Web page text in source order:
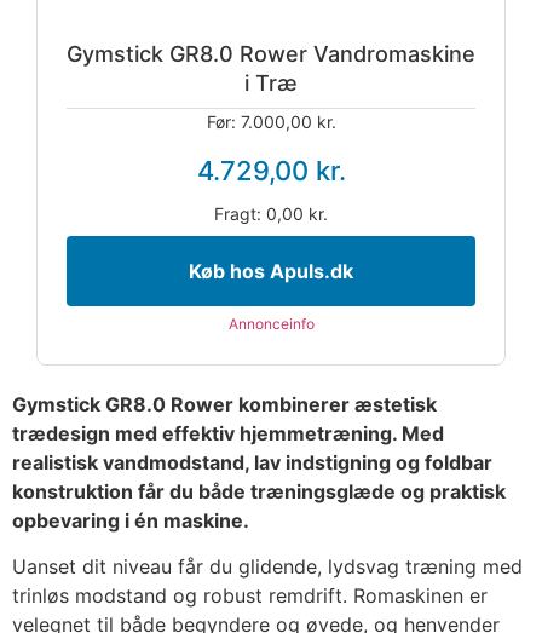
Gymstick GR8.0 Rower Vandromaskine
i Træ
Før: 7.000,00 kr.
4.729,00 kr.
Fragt: 0,00 kr.
Køb hos Apuls.dk
Annonceinfo
Gymstick GR8.0 Rower kombinerer æstetisk
trædesign med effektiv hjemmetræning. Med
realistisk vandmodstand, lav indstigning og foldbar
konstruktion får du både træningsglæde og praktisk
opbevaring i én maskine.
Uanset dit niveau får du glidende, lydsvag træning med
trinløs modstand og robust remdrift. Romaskinen er
velegnet til både begyndere og øvede, og henvender